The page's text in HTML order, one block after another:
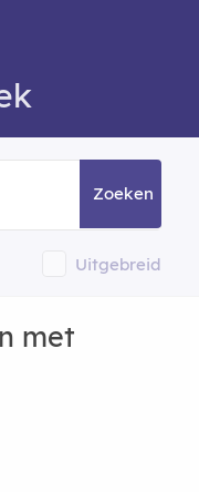
Zoeken
Uitgebreid
met